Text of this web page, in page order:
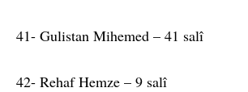
41- Gulistan Mihemed – 41 salî
42- Rehaf Hemze – 9 salî